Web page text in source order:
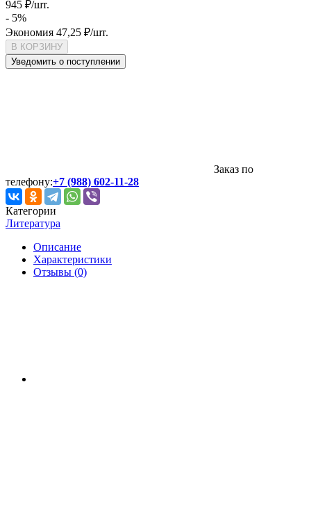
945 ₽/шт.
- 5%
Экономия 47,25 ₽/шт.
В КОРЗИНУ
Уведомить о поступлении
Заказ по
телефону:+7 (988) 602-11-28
Категории
Литература
Описание
Характеристики
Отзывы (0)